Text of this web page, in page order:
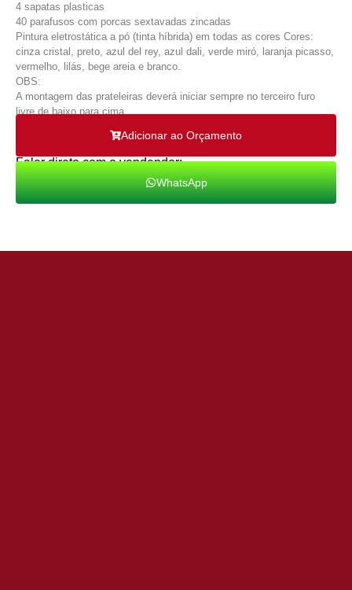
4 sapatas plasticas
40 parafusos com porcas sextavadas zincadas
Pintura eletrostática a pó (tinta híbrida) em todas as cores Cores:
cinza cristal, preto, azul del rey, azul dali, verde miró, laranja picasso,
vermelho, lilás, bege areia e branco.
OBS:
A montagem das prateleiras deverá iniciar sempre no terceiro furo
livre de baixo para cima.
Adicionar ao Orçamento
Falar direto com o vendendor:
WhatsApp